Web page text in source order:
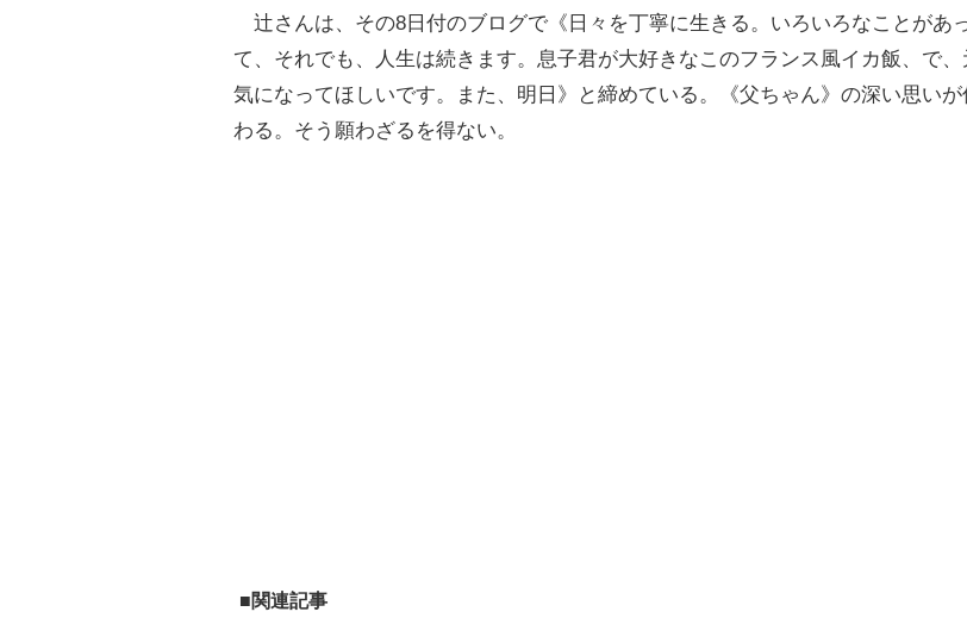
辻さんは、その8日付のブログで《日々を丁寧に生きる。いろいろなことがあ
て、それでも、人生は続きます。息子君が大好きなこのフランス風イカ飯、で、
気になってほしいです。また、明日》と締めている。《父ちゃん》の深い思いが
わる。そう願わざるを得ない。
■関連記事